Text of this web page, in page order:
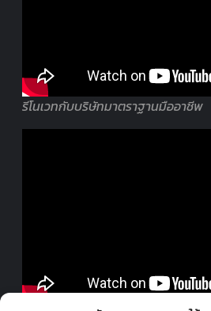
รีโนเวทกับบริษัทมาตราฐานมืออาชีพ